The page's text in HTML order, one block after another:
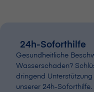
24h-Soforthilfe
Gesundheitliche
Wasserschaden?
dringend
unserer 24h-Soforthilfe.